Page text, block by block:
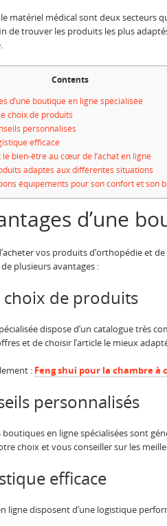
matériel médical sont deux
de trouver les produits les plus
Contents
d’une boutique en ligne spécialisée
choix de produits
personnalisés
efficace
le bien-être au cœur de l’achat en ligne
adaptés aux différentes situations
équipements pour son confort et son
d’une
vos produits d’orthopédie et
plusieurs avantages :
choix de produits
dispose d’un catalogue très
et de choisir l’article le mieux
: Feng shui pour la chambre
personnalisés
boutiques en ligne spécialisées sont
choix et vous conseiller sur les
efficace
ligne disposent d’une logistique